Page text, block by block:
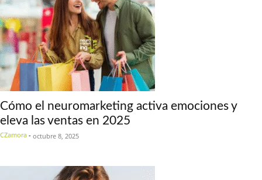
Cómo el neuromarketing activa emociones y
eleva las ventas en 2025
CZamora - octubre 8, 2025